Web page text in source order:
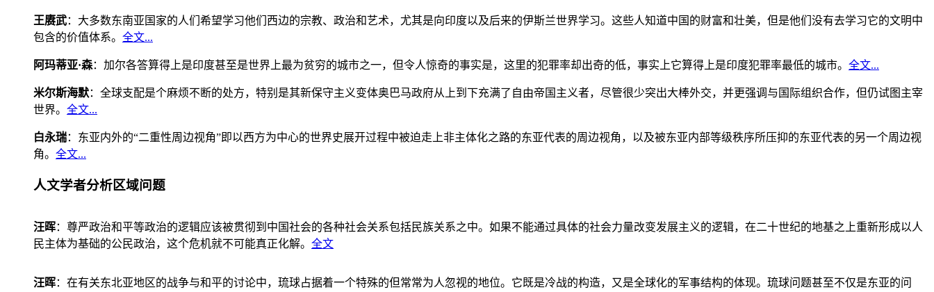
王赓武：大多数东南亚国家的人们希望学习他们西边的宗教、政治和艺术，尤其是向印度以及后来的伊斯兰世界学习。这些人知道中国的财富和壮美，但是他们没有去学习它的文明中
包含的价值体系。 全文...
阿玛蒂亚·森：加尔各答算得上是印度甚至是世界上最为贫穷的城市之一，但令人惊奇的事实是，这里的犯罪率却出奇的低，事实上它算得上是印度犯罪率最低的城市。 全文...
米尔斯海默：全球支配是个麻烦不断的处方，特别是其新保守主义变体奥巴马政府从上到下充满了自由帝国主义者，尽管很少突出大棒外交，并更强调与国际组织合作，但仍试图主宰
世界。 全文...
白永瑞：东亚内外的“二重性周边视角”即以西方为中心的世界史展开过程中被迫走上非主体化之路的东亚代表的周边视角，以及被东亚内部等级秩序所压抑的东亚代表的另一个周边视
角。 全文...
人文学者分析区域问题
汪晖：尊严政治和平等政治的逻辑应该被贯彻到中国社会的各种社会关系包括民族关系之中。如果不能通过具体的社会力量改变发展主义的逻辑，在二十世纪的地基之上重新形成以人
民主体为基础的公民政治，这个危机就不可能真正化解。 全文
汪晖：在有关东北亚地区的战争与和平的讨论中，琉球占据着一个特殊的但常常为人忽视的地位。它既是冷战的构造，又是全球化的军事结构的体现。琉球问题甚至不仅是东亚的问